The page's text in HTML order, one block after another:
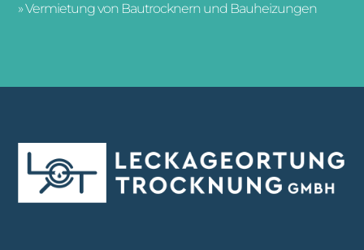
» Vermietung von Bautrocknern und Bauheizungen